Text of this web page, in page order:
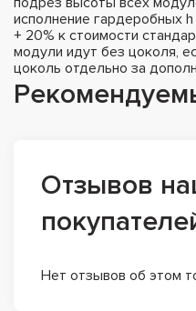
исполнение гардеробных
+ 20% к стоимости
модули идут без цоколя,
цоколь отдельно за
Отзывов
Нет отзывов об этом